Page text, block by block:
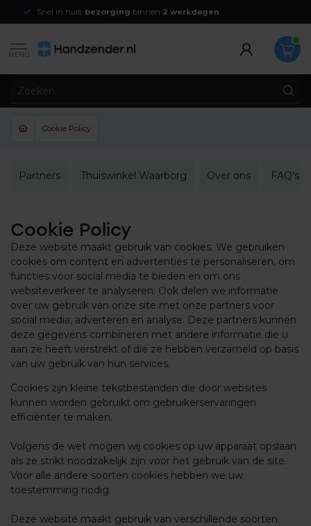
Snel in huis: bezorging binnen 2 werkdagen
MENU
Cookie Policy
Partners Thuiswinkel Waarborg Over ons FAQ's
Cookie Policy
Deze website maakt gebruik van cookies. We gebruiken
cookies om content en advertenties te personaliseren, om
functies voor social media te bieden en om ons
websiteverkeer te analyseren. Ook delen we informatie
over uw gebruik van onze site met onze partners voor
social media, adverteren en analyse. Deze partners kunnen
deze gegevens combineren met andere informatie die u
aan ze heeft verstrekt of die ze hebben verzameld op basis
van uw gebruik van hun services.
Cookies zijn kleine tekstbestanden die door websites
kunnen worden gebruikt om gebruikerservaringen
efficiënter te maken.
Volgens de wet mogen wij cookies op uw apparaat opslaan
als ze strikt noodzakelijk zijn voor het gebruik van de site.
Voor alle andere soorten cookies hebben we uw
toestemming nodig.
Deze website maakt gebruik van verschillende soorten